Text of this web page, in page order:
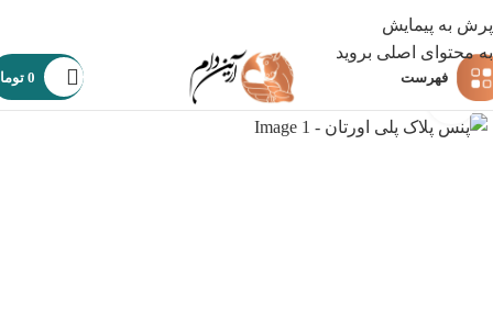
پرش به پیمایش
به محتوای اصلی بروید
فهرست 0